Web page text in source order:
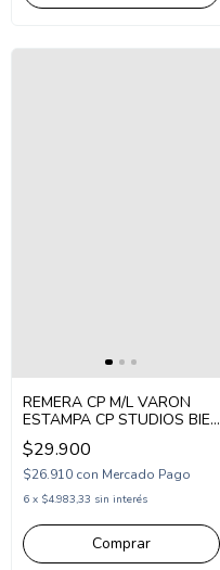
REMERA CP M/L VARON
ESTAMPA CP STUDIOS BIES
EN MANGA (CP265110)
$29.900
$26.910 con Mercado Pago
6 x $4.983,33 sin interés
Comprar